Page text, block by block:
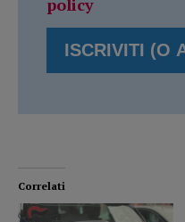
policy
Correlati